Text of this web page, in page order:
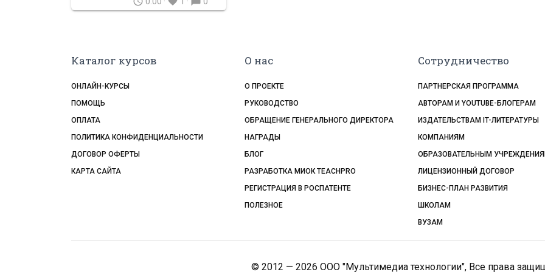
Каталог курсов
ОНЛАЙН-КУРСЫ
ПОМОЩЬ
ОПЛАТА
ПОЛИТИКА КОНФИДЕНЦИАЛЬНОСТИ
ДОГОВОР ОФЕРТЫ
КАРТА САЙТА
О нас
О ПРОЕКТЕ
РУКОВОДСТВО
ОБРАЩЕНИЕ ГЕНЕРАЛЬНОГО ДИРЕКТОРА
НАГРАДЫ
БЛОГ
РАЗРАБОТКА МИОК TEACHPRO
РЕГИСТРАЦИЯ В РОСПАТЕНТЕ
ПОЛЕЗНОЕ
Сотрудничество
ПАРТНЕРСКАЯ ПРОГРАММА
АВТОРАМ И YOUTUBE-БЛОГЕРАМ
ИЗДАТЕЛЬСТВАМ IT-ЛИТЕРАТУРЫ
КОМПАНИЯМ
ОБРАЗОВАТЕЛЬНЫМ
ЛИЦЕНЗИОННЫЙ ДОГОВОР
БИЗНЕС-ПЛАН РАЗВИТИЯ
ШКОЛАМ
ВУЗАМ
© 2012 — 2026 ООО "Мультимедиа технологии", Все права